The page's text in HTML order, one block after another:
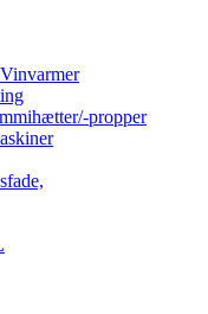
propper